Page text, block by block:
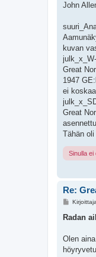
John
kuvan
Great
1947
ei
Great
Tähän
Sinulla ei
Re:
V
e
i
Kirjoittaja
Radan
Olen